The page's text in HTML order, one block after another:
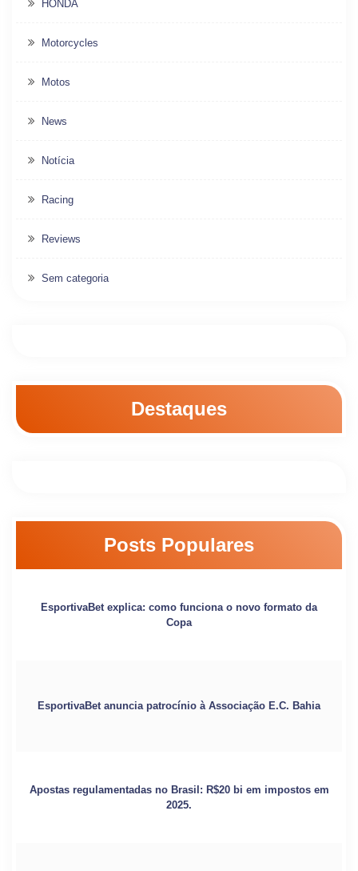
HONDA
Motorcycles
Motos
News
Notícia
Racing
Reviews
Sem categoria
Destaques
Posts Populares
EsportivaBet explica: como funciona o novo formato da
Copa
EsportivaBet anuncia patrocínio à Associação E.C. Bahia
Apostas regulamentadas no Brasil: R$20 bi em impostos em
2025.